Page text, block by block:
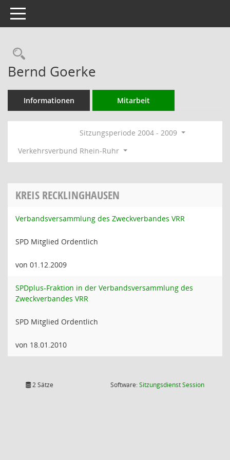
Toggle navigation
Rechercheauswahl
Bernd Goerke
Informationen Mitarbeit
Sitzungsperiode 2004 - 2009
Verkehrsverbund Rhein-Ruhr
KREIS RECKLINGHAUSEN
Verbandsversammlung des Zweckverbandes VRR
SPD Mitglied Ordentlich
von 01.12.2009
SPDplus-Fraktion in der Verbandsversammlung des
Zweckverbandes VRR
SPD Mitglied Ordentlich
von 18.01.2010
2 Sätze Software:SitzungsdienstSession(Wird in